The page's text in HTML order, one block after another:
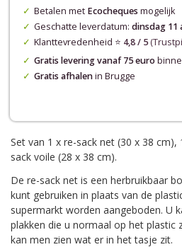
Betalen met Ecocheques mogelijk
Geschatte leverdatum: dinsdag 11
Klanttevredenheid ⭐️ 4,8 / 5
Gratis levering vanaf 75 euro
Gratis afhalenin Brugge
Set van 1 x re-sack net (30 x 38 cm),
sack voile (28 x 38 cm).
De re-sack net is een herbruikbaar
kunt gebruiken in plaats van de
supermarkt worden aangeboden. U
plakken die u normaal op het plastic
kan men zien wat er in het tasje zit.